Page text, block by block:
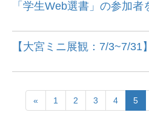
「学生Web選書」の参加者
【大宮ミニ展観：7/3~7/31
« 1 2 3 4 5